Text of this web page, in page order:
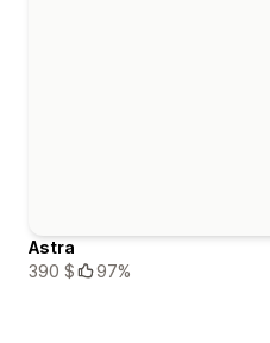
Astra
390 $
97%